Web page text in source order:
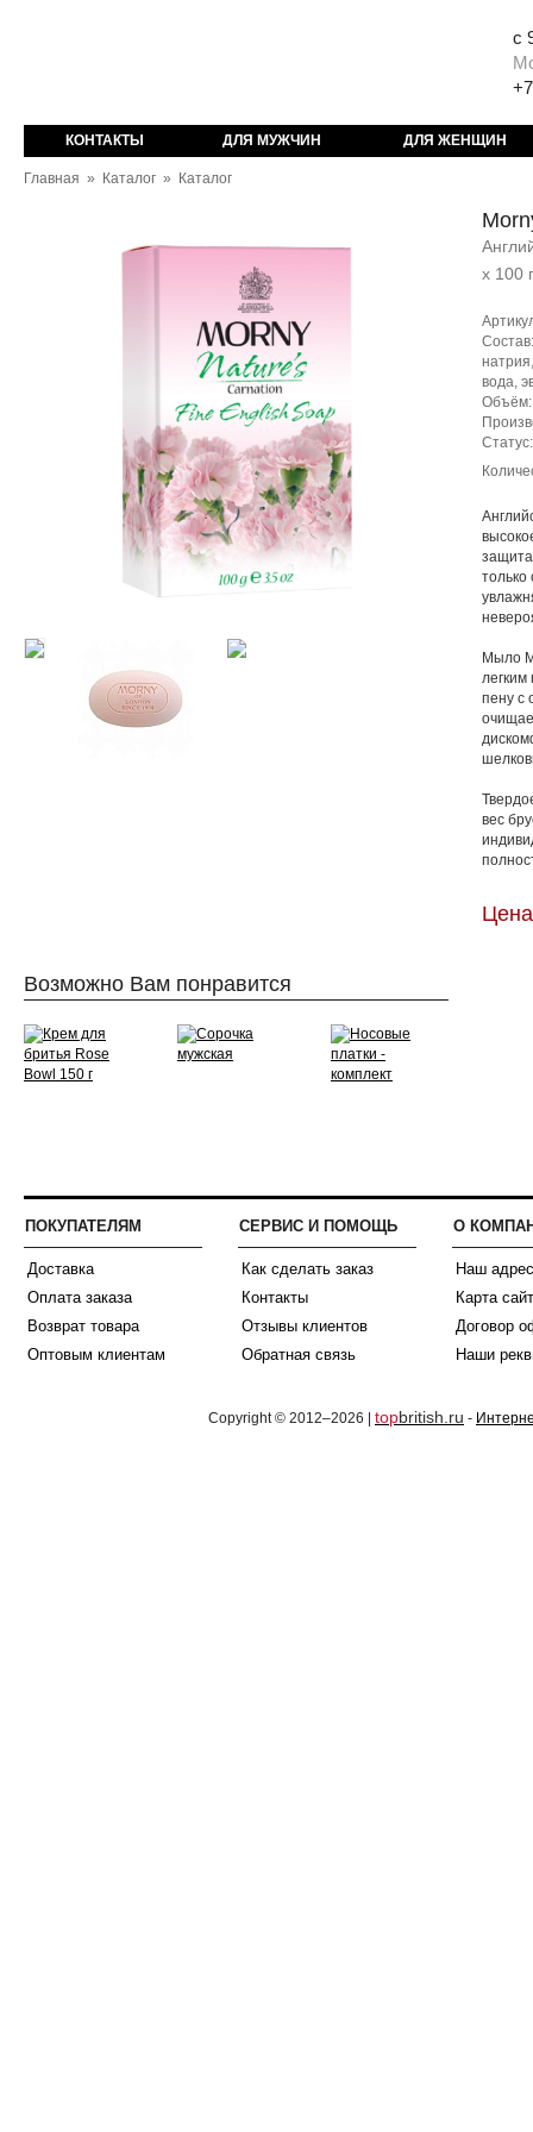
с
КОНТАКТЫ ДЛЯ МУЖЧИН ДЛЯ ЖЕНЩИН
Главная » Каталог » Каталог
x 100 г
вода,
Объём:
Мыло
пену с
вес
Возможно Вам понравится
ПОКУПАТЕЛЯМ
Доставка
Оплата заказа
Возврат товара
Оптовым клиентам
СЕРВИС И ПОМОЩЬ
Как сделать заказ
Контакты
Отзывы клиентов
Обратная связь
О
Наш адрес
Карта
Договор
Наши
Copyright © 2012–2026 | topbritish.ru -